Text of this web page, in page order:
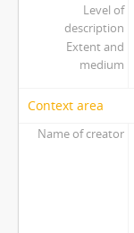
Level of
description
Extent and
medium
Context area
Name of creator